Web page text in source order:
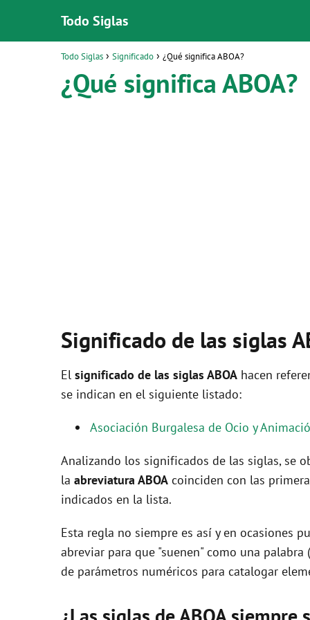
Todo Siglas
Todo Siglas Significado ¿Qué significa ABOA?
¿Qué significa ABOA?
Significado de las siglas
El significado de las siglas ABOA hacen
se indican en el siguiente listado:
Asociación Burgalesa de Ocio y
Analizando los significados de las siglas, se
la abreviatura ABOA coinciden con las
indicados en la lista.
Esta regla no siempre es así y en ocasiones
abreviar para que "suenen" como una
de parámetros numéricos para catalogar